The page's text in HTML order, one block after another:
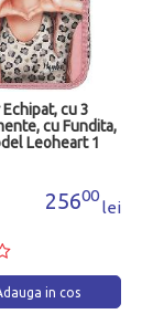
cu 3
cu Fundita,
Leoheart 1
25600
lei
in cos